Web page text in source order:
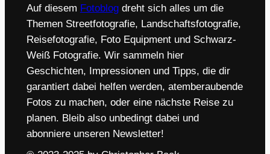
Auf diesem Fotoblogdreht sich alles um die
Themen Streetfotografie, Landschaftsfotografie,
Reisefotografie, Foto Equipment und Schwarz-
Weiß Fotografie. Wir sammeln hier
Geschichten, Impressionen und Tipps, die dir
garantiert dabei helfen werden, atemberaubende
Fotos zu machen, oder eine nächste Reise zu
planen. Bleib also unbedingt dabei und
abonniere unseren Newsletter!